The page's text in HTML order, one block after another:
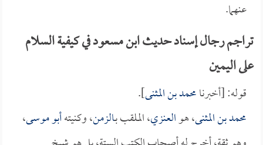
عنهما.
تراجم رجال إسناد حديث ابن مسعود في كيفية السلام
على اليمين
قوله: [أخبرنامحمد بن المثنى].
محمد بن المثنى، هوالعنزي، الملقب بـالزمن، وكنيتهأبو موسى،